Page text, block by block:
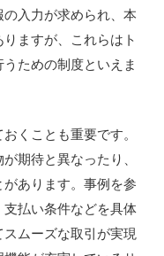
入力が求められ、本
ますが、これらはト
ための制度といえま
くことも重要です。
期待と異なったり、
あります。事例を参
払い条件などを具体
ムーズな取引が実現